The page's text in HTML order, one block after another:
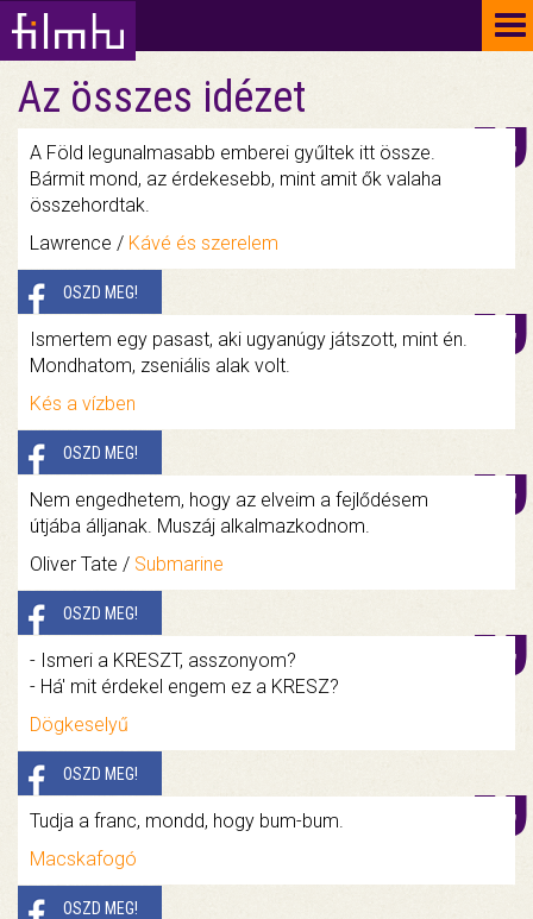
Az összes idézet
A Föld legunalmasabb emberei gyűltek itt össze.
Bármit mond, az érdekesebb, mint amit ők valaha
összehordtak.
Lawrence / Kávé és szerelem
OSZD MEG!
Ismertem egy pasast, aki ugyanúgy játszott, mint én.
Mondhatom, zseniális alak volt.
Kés a vízben
OSZD MEG!
Nem engedhetem, hogy az elveim a fejlődésem
útjába álljanak. Muszáj alkalmazkodnom.
Oliver Tate / Submarine
OSZD MEG!
- Ismeri a KRESZT, asszonyom?
- Há' mit érdekel engem ez a KRESZ?
Dögkeselyű
OSZD MEG!
Tudja a franc, mondd, hogy bum-bum.
Macskafogó
OSZD MEG!